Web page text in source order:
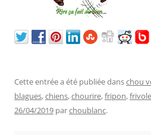
Cette entrée a été publiée danschou
blagues,chiens,chourire,fripon,frivole
26/04/2019 parchoublanc.